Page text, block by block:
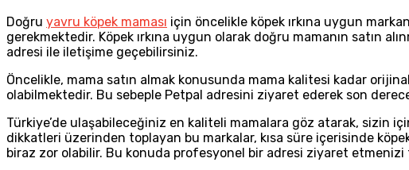
Doğru yavru köpek maması için öncelikle köpek ırkına uygun
gerekmektedir. Köpek ırkına uygun olarak doğru mamanın satın
adresi ile iletişime geçebilirsiniz.
Öncelikle, mama satın almak konusunda mama kalitesi kadar
olabilmektedir. Bu sebeple Petpal adresini ziyaret ederek son
Türkiye’de ulaşabileceğiniz en kaliteli mamalara göz atarak, sizin
dikkatleri üzerinden toplayan bu markalar, kısa süre içerisinde
biraz zor olabilir. Bu konuda profesyonel bir adresi ziyaret